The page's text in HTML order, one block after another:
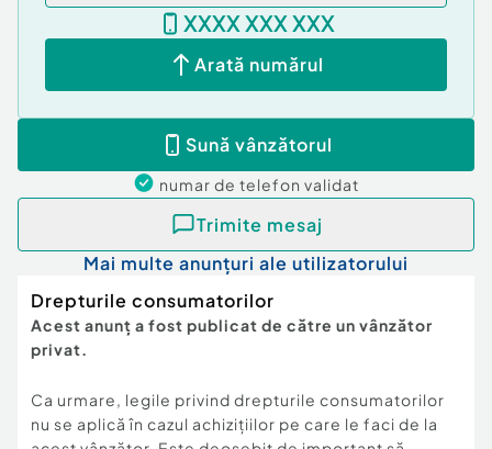
XXXX XXX XXX
Arată numărul
Sună vânzătorul
numar de telefon validat
Trimite mesaj
Mai multe anunțuri ale utilizatorului
Drepturile consumatorilor
Acest anunț a fost publicat de către un vânzător
privat.
Ca urmare, legile privind drepturile consumatorilor
nu se aplică în cazul achizițiilor pe care le faci de la